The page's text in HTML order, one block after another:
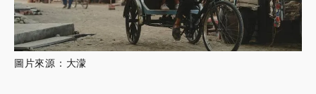
圖片來源：大濛